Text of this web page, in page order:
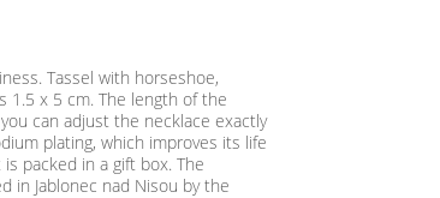
Tassel with horseshoe,
1.5 x 5 cm. The length of the
can adjust the necklace exactly
plating, which improves its life
packed in a gift box. The
in Jablonec nad Nisou by the